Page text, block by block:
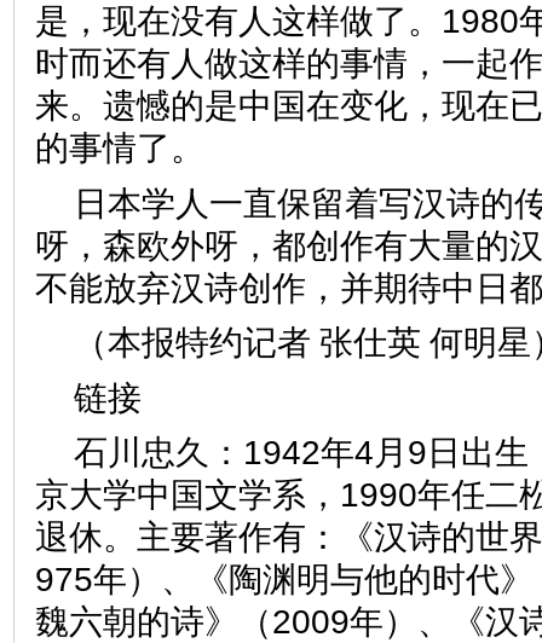
是，现在没有人这样做了。1980
时而还有人做这样的事情，一起
来。遗憾的是中国在变化，现在
的事情了。
日本学人一直保留着写汉诗的
呀，森欧外呀，都创作有大量的
不能放弃汉诗创作，并期待中日
（本报特约记者 张仕英 何
链接
石川忠久： 1942年4月9日出
京大学中国文学系，1990年任二
退休。主要著作有：《汉诗的
975年）、《陶渊明与他的时代
魏六朝的诗》（2009年）、《汉